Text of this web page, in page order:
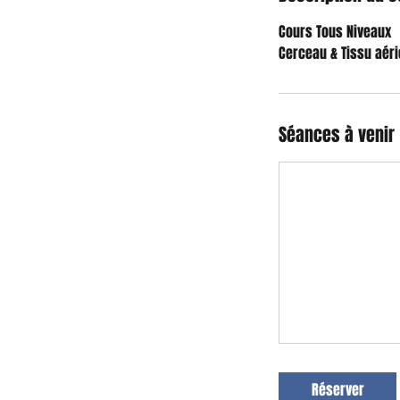
Cours Tous Niveaux
Cerceau & Tissu
Séances à venir
Réserver